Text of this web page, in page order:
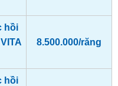
hồi
8.500.000/răng
hồi